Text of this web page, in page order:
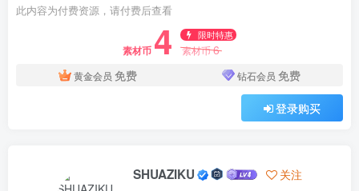
此内容为付费资源，请付费后查看
素材币 4 限时特惠
素材币6
黄金会员 免费 钻石会员 免费
登录购买
SHUAZIKU 关注